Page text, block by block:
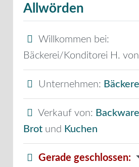
Allwörden
Willkommen bei:
Bäckerei/Konditorei H.
Unternehmen:
Verkauf von:
Brot und Kuchen
Gerade geschlossen: